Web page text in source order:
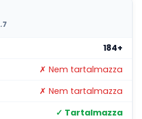
184+
✗ Nem tartalmazza
✗ Nem tartalmazza
✓ Tartalmazza